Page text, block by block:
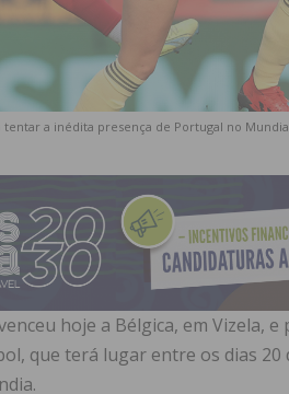
tentar a inédita presença de Portugal no
hoje a Bélgica, em Vizela,
que terá lugar entre os dias 20